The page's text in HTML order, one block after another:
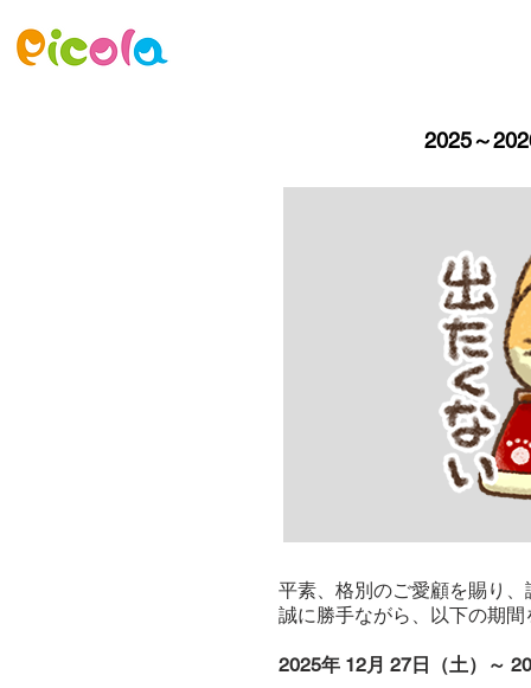
2025～
平素、格別のご愛顧を賜り
誠に勝手ながら、以下の期
2025年 12月 27日（土）～